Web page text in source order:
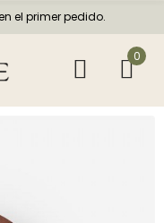
el primer pedido.
0